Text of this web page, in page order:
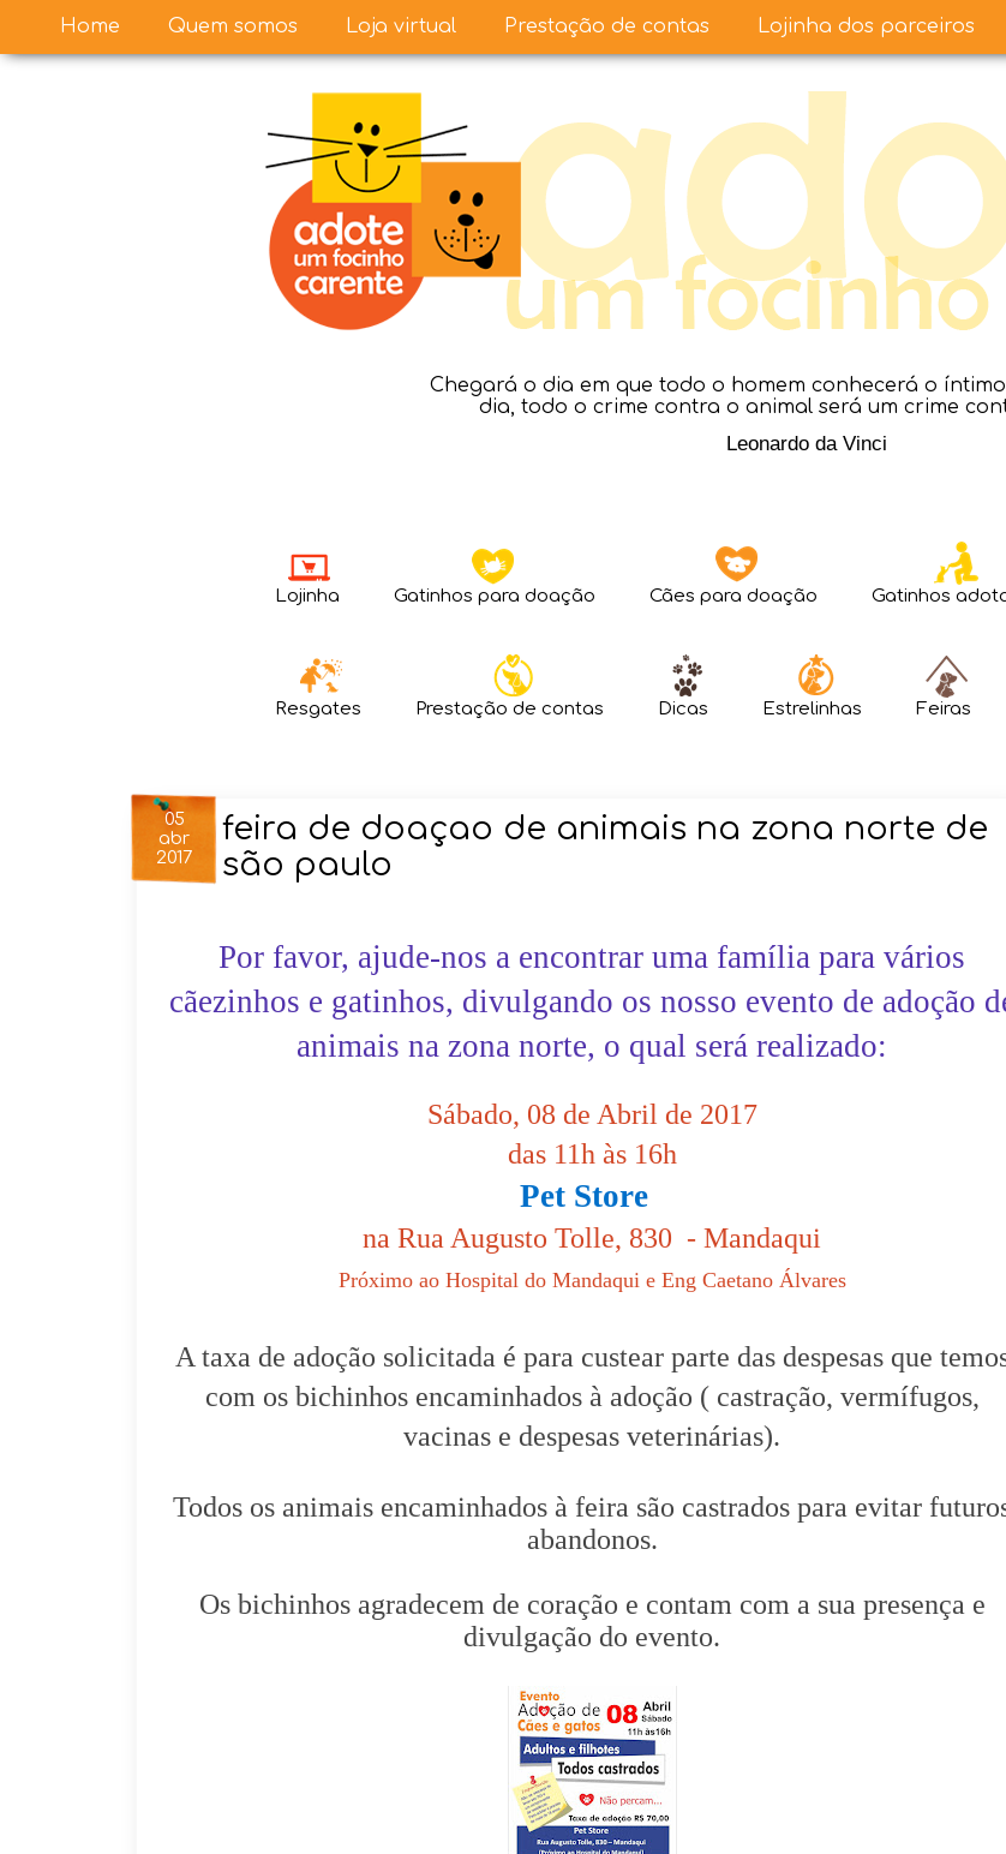
Chegará o dia em que todo o homem conhecerá o íntimo
dia, todo o crime contra o animal será um crime
Leonardo da Vinci
Lojinha Gatinhos para doação Cães para doação Gatinhos
Resgates Prestação de contas Dicas Estrelinhas Feiras
05
abr
2017
feira de doaçao de animais na zona norte de
são paulo
Por favor, ajude-nos a encontrar uma família para vários
cãezinhos e gatinhos, divulgando os nosso evento de adoção
animais na zona norte, o qual será realizado:
Sábado, 08 de Abril de 2017
das 11h às 16h
Pet Store
na Rua Augusto Tolle, 830 - Mandaqui
Próximo ao Hospital do Mandaqui e Eng Caetano Álvares
A taxa de adoção solicitada é para custear parte das despesas que
com os bichinhos encaminhados à adoção ( castração, vermífugos,
vacinas e despesas veterinárias).
Todos os animais encaminhados à feira são castrados para evitar
abandonos.
Os bichinhos agradecem de coração e contam com a sua presença e
divulgação do evento.
Home Quem somos Loja virtual Prestação de contas Lojinha dos parceiros